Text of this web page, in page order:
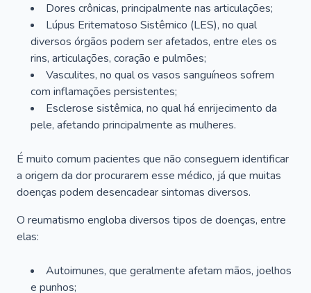
Dores crônicas, principalmente nas articulações;
Lúpus Eritematoso Sistêmico (LES), no qual
diversos órgãos podem ser afetados, entre eles os
rins, articulações, coração e pulmões;
Vasculites, no qual os vasos sanguíneos sofrem
com inflamações persistentes;
Esclerose sistêmica, no qual há enrijecimento da
pele, afetando principalmente as mulheres.
É muito comum pacientes que não conseguem identificar
a origem da dor procurarem esse médico, já que muitas
doenças podem desencadear sintomas diversos.
O reumatismo engloba diversos tipos de doenças, entre
elas:
Autoimunes, que geralmente afetam mãos, joelhos
e punhos;